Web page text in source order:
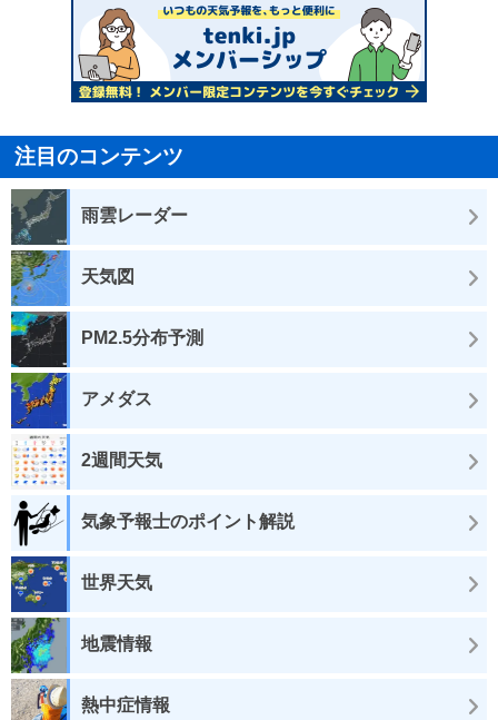
注目のコンテンツ
雨雲レーダー
天気図
PM2.5分布予測
アメダス
2週間天気
気象予報士のポイント解説
世界天気
地震情報
熱中症情報